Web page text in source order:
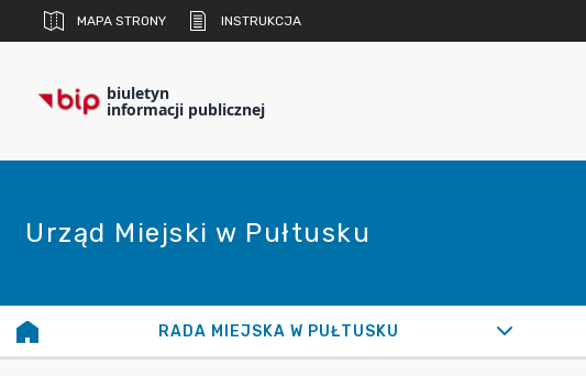
MAPA STRONY INSTRUKCJA
biuletyn
informacji publicznej
Urząd Miejski w Pułtusku
RADA MIEJSKA W PUŁTUSKU